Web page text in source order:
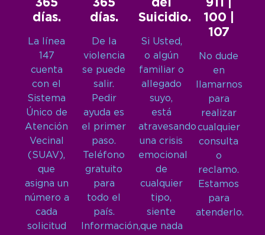
365
días.
La línea
147
cuenta
con el
Sistema
Único de
Atención
Vecinal
(SUAV),
que
asigna un
número a
cada
solicitud
365
días.
De la
violencia
se puede
salir.
Pedir
ayuda es
el primer
paso.
Teléfono
gratuito
para
todo el
país.
Información,
del
Suicidio.
Si Usted,
o algún
familiar o
allegado
suyo,
está
atravesando
una crisis
emocional
de
cualquier
tipo,
siente
que nada
911 |
100 |
107
No dude
en
llamarnos
para
realizar
cualquier
consulta
o
reclamo.
Estamos
para
atenderlo.